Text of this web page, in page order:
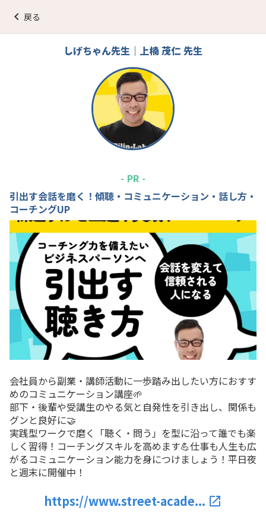
keyboard_arrow_left 戻る
しげちゃん先生｜上楠 茂仁 先生
- PR -
引出す会話を磨く！傾聴・コミュニケーション・話し方・
コーチングUP
会社員から副業・講師活動に一歩踏み出したい方におすす
めのコミュニケーション講座🌱
部下・後輩や受講生のやる気と自発性を引き出し、関係も
グンと良好に🤝
実践型ワークで磨く「聴く・問う」を型に沿って誰でも楽
しく習得！コーチングスキルを高めます💪仕事も人生も広
がるコミュニケーション能力を身につけましょう！平日夜
と週末に開催中！
https://www.street-acade... launch